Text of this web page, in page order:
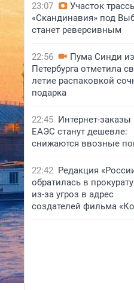
23:07
Участок
«Скандинавия» под
станет реверсивным
22:56
Пума Синди из
Петербурга отметила
летие распаковкой
подарка
22:45 Интернет-заказы
ЕАЭС станут дешевле:
снижаются ввозные
22:42 Редакция
обратилась в
из-за угроз в адрес
создателей фильма